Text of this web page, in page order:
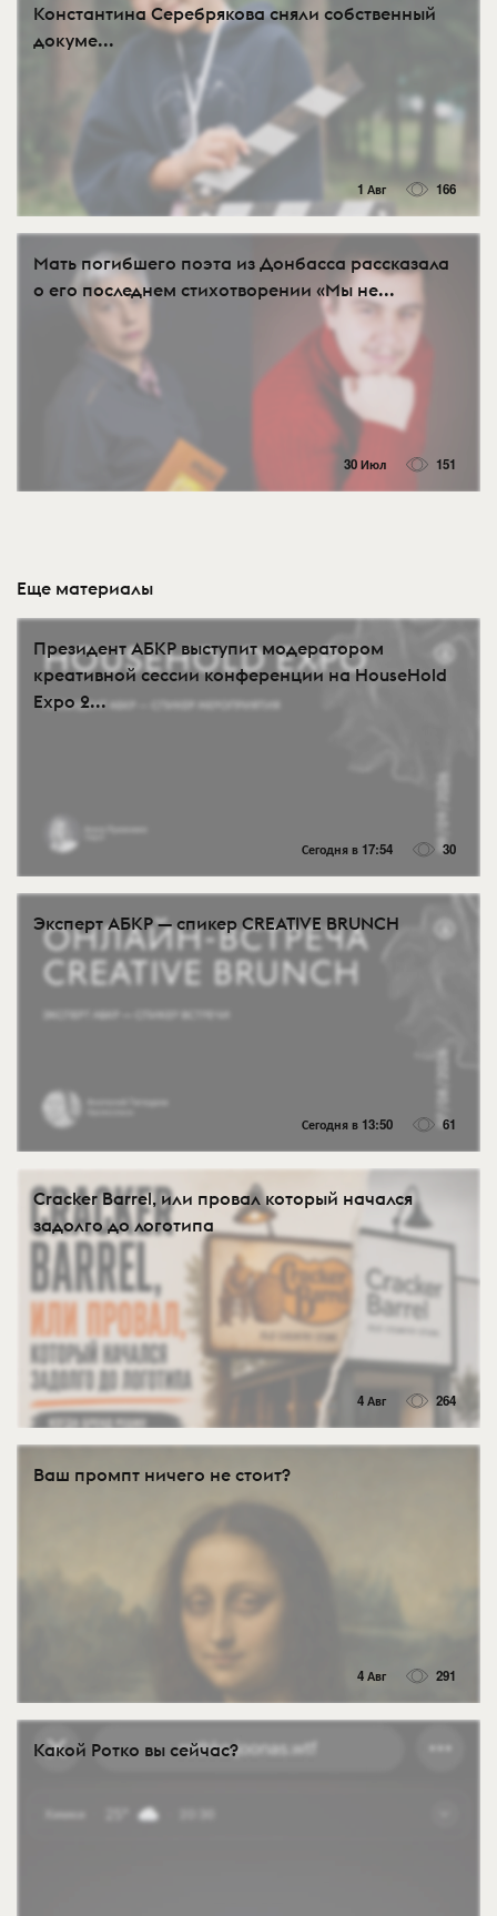
Константина Серебрякова сняли собственный
докуме...
1 Авг 166
Мать погибшего поэта из Донбасса рассказала
о его последнем стихотворении «Мы не...
30 Июл 151
Еще материалы
Президент АБКР выступит модератором
креативной сессии конференции на HouseHold
Expo 2...
Сегодня в 17:54 30
Эксперт АБКР — спикер CREATIVE BRUNCH
Сегодня в 13:50 61
Cracker Barrel, или провал который начался
задолго до логотипа
4 Авг 264
Ваш промпт ничего не стоит?
4 Авг 291
Какой Ротко вы сейчас?